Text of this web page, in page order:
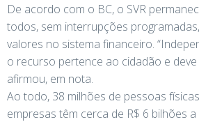
De acordo com o BC, o SVR
todos, sem interrupções
valores no sistema financeiro.
o recurso pertence ao cidadão e deve
afirmou, em nota.
Ao todo, 38 milhões de pessoas
empresas têm cerca de R$ 6 bilhões